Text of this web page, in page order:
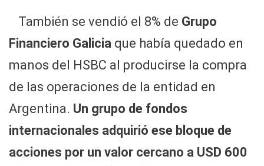
También se vendió el 8% de Grupo
Financiero Galicia que había quedado en
manos del HSBC al producirse la compra
de las operaciones de la entidad en
Argentina. Un grupo de fondos
internacionales adquirió ese bloque de
acciones por un valor cercano a USD 600